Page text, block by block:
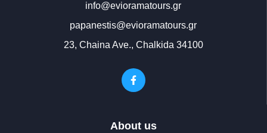
info@evioramatours.gr
papanestis@evioramatours.gr
23, Chaina Ave., Chalkida 34100
About us